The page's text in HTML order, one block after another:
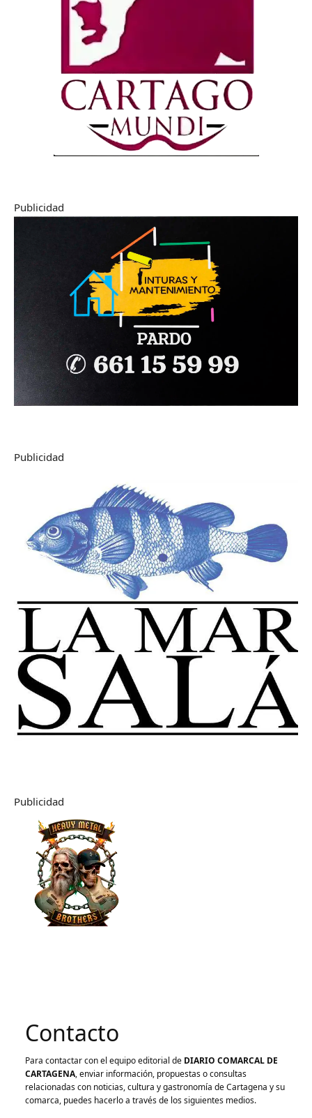
Publicidad
Publicidad
Publicidad
Contacto
Para contactar con el equipo editorial de DIARIO COMARCAL DE
CARTAGENA, enviar información, propuestas o consultas
relacionadas con noticias, cultura y gastronomía de Cartagena y su
comarca, puedes hacerlo a través de los siguientes medios.